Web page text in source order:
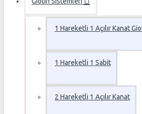
1 Hareketli 1 Açılır Kanat
1 Hareketli 1 Sabit
2 Hareketli 1 Açılır Kanat